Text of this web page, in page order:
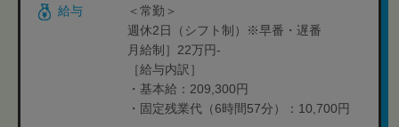
給与
＜常勤＞
週休2日（シフト制）※早番・遅番
月給制］22万円-
［給与内訳］
・基本給：209,300円
・固定残業代（6時間57分）：10,700円